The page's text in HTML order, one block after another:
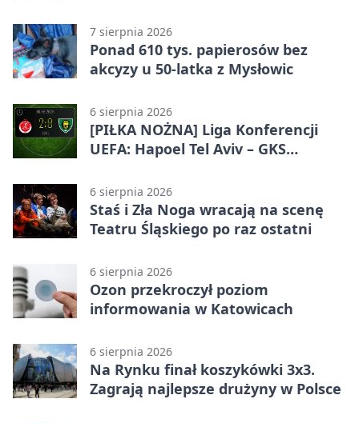
7 sierpnia 2026
Ponad 610 tys. papierosów bez
akcyzy u 50-latka z Mysłowic
6 sierpnia 2026
[PIŁKA NOŻNA] Liga Konferencji
UEFA: Hapoel Tel Aviv – GKS
rundy kwalifikacyjnej
6 sierpnia 2026
Staś i Zła Noga wracają na scenę
Teatru Śląskiego po raz ostatni
6 sierpnia 2026
Ozon przekroczył poziom
informowania w Katowicach
6 sierpnia 2026
Na Rynku finał koszykówki 3x3.
Zagrają najlepsze drużyny w Polsce